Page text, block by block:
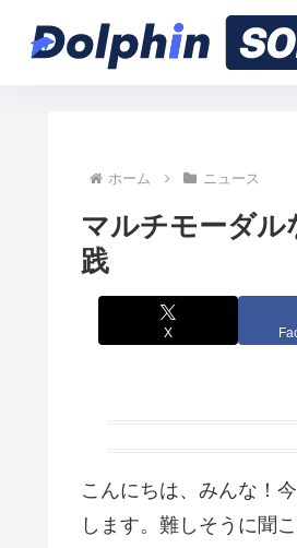
ホーム ニュース
マルチモーダル
践
X
こんにちは、みんな！
します。難しそうに聞